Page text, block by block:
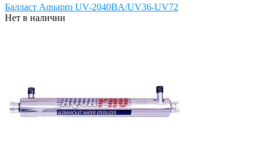
Балласт Aquapro UV-2040BA/UV36-UV72
Нет в наличии